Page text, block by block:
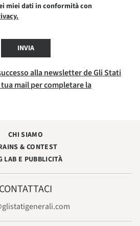
miei dati in conformità con
INVIA
alla newsletter de Gli Stati
mail per completare la
CHI SIAMO
& CONTEST
LAB E PUBBLICITÀ
CONTATTACI